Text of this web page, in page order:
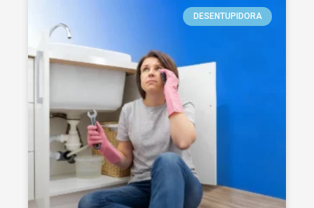
DESENTUPIDORA